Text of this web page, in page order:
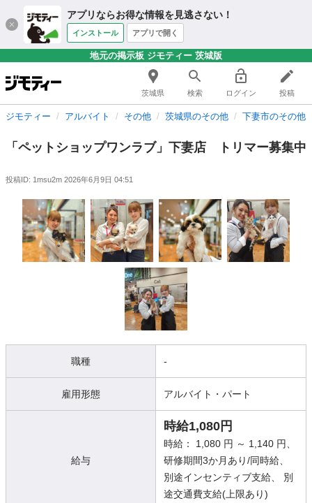
アプリならお得な情報を見逃さない！
インストール アプリで開く
地元の掲示板 ジモティー 茨城版
茨城県 検索 ログイン 投稿
ジモティー アルバイト その他 茨城県のその他 下妻市のその他
「ペットショップワンラブ」下妻店 トリマー募集中
投稿ID: 1msu2m 2026年6月9日 04:51
職種 -
雇用形態 アルバイト・パート
給与
時給1,080円
時給： 1,080 円 ～ 1,140 円、
研修期間3か月あり/同時給、
別途インセンティブ支給、 別
途交通費支給(上限あり)